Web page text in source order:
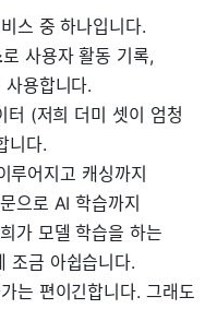
스 중 하나입니다.
로 사용자 활동 기록,
용합니다.
터 (저희 더미 셋이 엄청
니다.
어지고 캐싱까지
으로 AI 학습까지
가 모델 학습을 하는
조금 아쉽습니다.
는 편이긴합니다. 그래도